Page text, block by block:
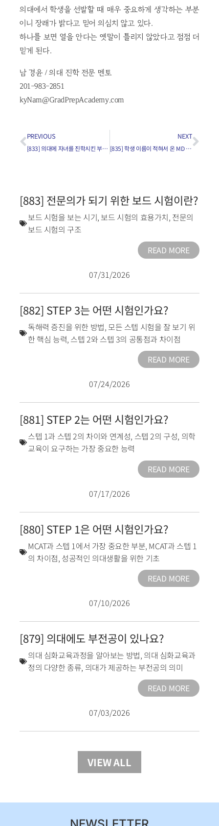
의대에서 학생을 선발할 때 매우 중요하게 생각하는 부분
이니 장래가 밝다고 믿어 의심치 않고 있다.
하나를 보면 열을 안다는 옛말이 틀리지 않았다고 점점 더
믿게 된다.
남 경윤 / 의대 진학 전문 멘토
201-983-2851
kyNam@GradPrepAcademy.com
PREVIOUS
[833] 의대에 자녀를 진학시킨 부모의 역할은?
NEXT
[835] 학생 이름이 적혀서 온 MD invite 이라는 이메일이 무슨 의미인가요?
[883] 전문의가 되기 위한 보드 시험이란?
보드 시험을 보는 시기, 보드 시험의 효용가치, 전문의
보드 시험의 구조
READ MORE
07/31/2026
[882] STEP 3는 어떤 시험인가요?
독해력 증진을 위한 방법, 모든 스텝 시험을 잘 보기 위
한 핵심 능력, 스텝 2와 스텝 3의 공통점과 차이점
READ MORE
07/24/2026
[881] STEP 2는 어떤 시험인가요?
스텝 1과 스텝 2의 차이와 연계성, 스텝 2의 구성, 의학
교육이 요구하는 가장 중요한 능력
READ MORE
07/17/2026
[880] STEP 1은 어떤 시험인가요?
MCAT과 스텝 1에서 가장 중요한 부분, MCAT과 스텝 1
의 차이점, 성공적인 의대생활을 위한 기초
READ MORE
07/10/2026
[879] 의대에도 부전공이 있나요?
의대 심화교육과정을 알아보는 방법, 의대 심화교육과
정의 다양한 종류, 의대가 제공하는 부전공의 의미
READ MORE
07/03/2026
VIEW ALL